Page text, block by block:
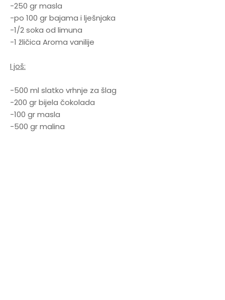
-250 gr masla
-po 100 gr bajama i lješnjaka
-1/2 soka od limuna
-1 žličica Aroma vanilije
I još:
-500 ml slatko vrhnje za šlag
-200 gr bijela čokolada
-100 gr masla
-500 gr malina